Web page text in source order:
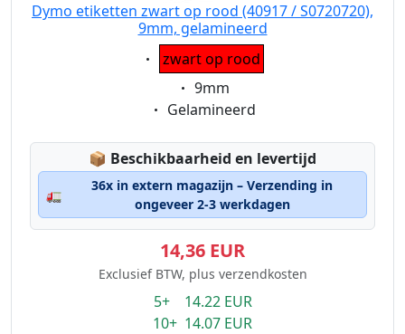
Dymo etiketten zwart op rood (40917 / S0720720),
9mm, gelamineerd
Eigenschaft:
zwart op rood
Eigenschaft:
9mm
Eigenschaft:
Gelamineerd
📦 Lagerstatus:
Beschikbaarheid en levertijd
🚛
36x in extern magazijn – Verzending in
ongeveer 2-3 werkdagen
14,36 EUR
Exclusief BTW, plus verzendkosten
5+ 14.22 EUR
10+ 14.07 EUR